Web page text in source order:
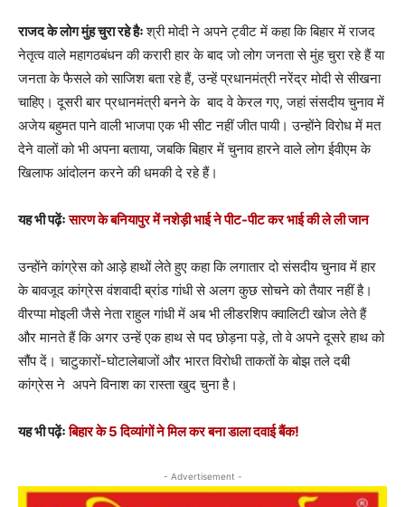
राजद के लोग मुंह चुरा रहे हैःश्री मोदी ने अपने ट्वीट में कहा कि बिहार में राजद
नेतृत्व वाले महागठबंधन की करारी हार के बाद जो लोग जनता से मुंह चुरा रहे हैं या
जनता के फैसले को साजिश बता रहे हैं, उन्हें प्रधानमंत्री नरेंद्र मोदी से सीखना
चाहिए। दूसरी बार प्रधानमंत्री बनने के बाद वे केरल गए, जहां संसदीय चुनाव में
अजेय बहुमत पाने वाली भाजपा एक भी सीट नहीं जीत पायी। उन्होंने विरोध में मत
देने वालों को भी अपना बताया, जबकि बिहार में चुनाव हारने वाले लोग ईवीएम के
खिलाफ आंदोलन करने की धमकी दे रहे हैं।
यह भी पढ़ेंःसारण के बनियापुर में नशेड़ी भाई ने पीट-पीट कर भाई की ले ली जान
उन्होंने कांग्रेस को आड़े हाथों लेते हुए कहा कि लगातार दो संसदीय चुनाव में हार
के बावजूद कांग्रेस वंशवादी ब्रांड गांधी से अलग कुछ सोचने को तैयार नहीं है।
वीरप्पा मोइली जैसे नेता राहुल गांधी में अब भी लीडरशिप क्वालिटी खोज लेते हैं
और मानते हैं कि अगर उन्हें एक हाथ से पद छोड़ना पड़े, तो वे अपने दूसरे हाथ को
सौंप दें। चाटुकारों-घोटालेबाजों और भारत विरोधी ताकतों के बोझ तले दबी
कांग्रेस ने अपने विनाश का रास्ता खुद चुना है।
यह भी पढ़ेंःबिहार के 5 दिव्यांगों ने मिल कर बना डाला दवाई बैंक!
- Advertisement -